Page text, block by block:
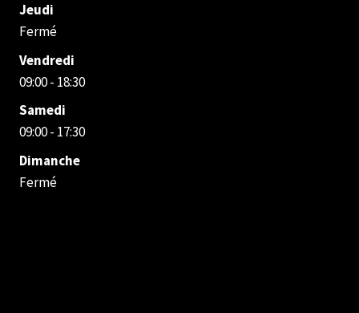
Jeudi
Fermé
Vendredi
09:00 - 18:30
Samedi
09:00 - 17:30
Dimanche
Fermé